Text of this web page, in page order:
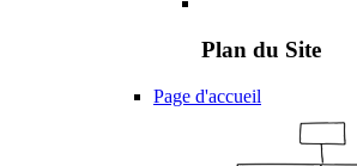
Plan du Site
Page d'accueil